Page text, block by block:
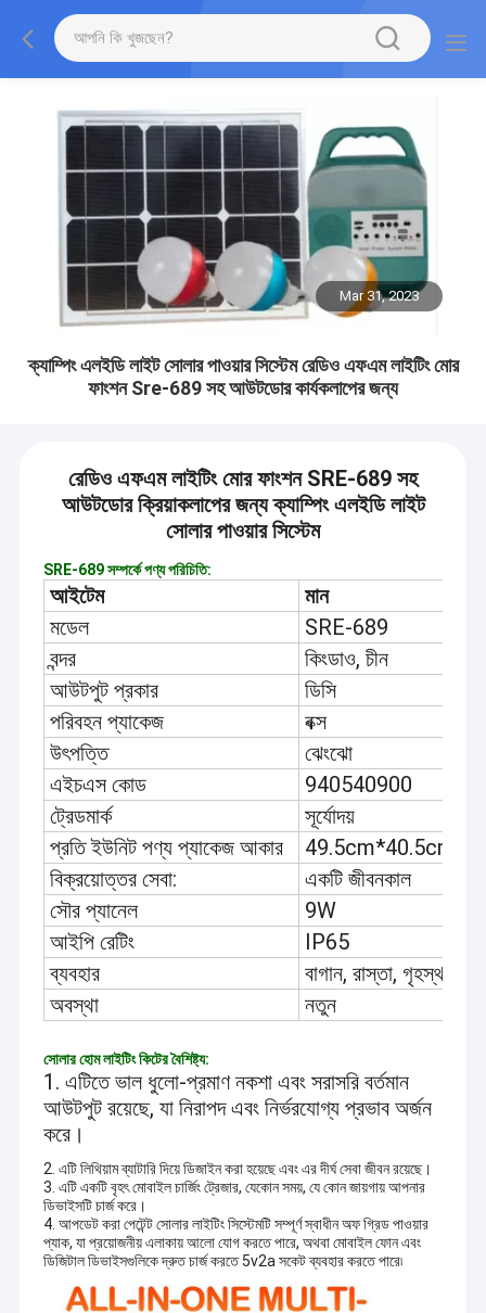
Mar 31, 2023
ক্যাম্পিং এলইডি লাইট সোলার পাওয়ার সিস্টেম রেডিও এফএম লাইটিং মোর
ফাংশন Sre-689 সহ আউটডোর কার্যকলাপের জন্য
রেডিও এফএম লাইটিং মোর ফাংশন SRE-689 সহ
আউটডোর ক্রিয়াকলাপের জন্য ক্যাম্পিং এলইডি লাইট
সোলার পাওয়ার সিস্টেম
SRE-689 সম্পর্কে পণ্য পরিচিতি:
আইটেম
মান
মডেল
SRE-689
বন্দর
কিংডাও, চীন
আউটপুট প্রকার
ডিসি
পরিবহন প্যাকেজ
বক্স
উৎপত্তি
ঝেংঝো
এইচএস কোড
940540900
ট্রেডমার্ক
সূর্যোদয়
প্রতি ইউনিট পণ্য প্যাকেজ আকার
বিক্রয়োত্তর সেবা:
একটি জীবনকাল
সৌর প্যানেল
9W
আইপি রেটিং
IP65
ব্যবহার
বাগান, রাস্তা,
অবস্থা
নতুন
সোলার হোম লাইটিং কিটের বৈশিষ্ট্য:
1. এটিতে ভাল ধুলো-প্রমাণ নকশা এবং সরাসরি বর্তমান
আউটপুট রয়েছে, যা নিরাপদ এবং নির্ভরযোগ্য প্রভাব অর্জন
করে।
2. এটি লিথিয়াম ব্যাটারি দিয়ে ডিজাইন করা হয়েছে এবং এর দীর্ঘ সেবা জীবন রয়েছে।
3. এটি একটি বৃহৎ মোবাইল চার্জিং ট্রেজার, যেকোন সময়, যে কোন জায়গায় আপনার
ডিভাইসটি চার্জ করে।
4. আপডেট করা পেটেন্ট সোলার লাইটিং সিস্টেমটি সম্পূর্ণ স্বাধীন অফ গ্রিড পাওয়ার
প্যাক, যা প্রয়োজনীয় এলাকায় আলো যোগ করতে পারে, অথবা মোবাইল ফোন এবং
ডিজিটাল ডিভাইসগুলিকে দ্রুত চার্জ করতে 5v2a সকেট ব্যবহার করতে পারে৷